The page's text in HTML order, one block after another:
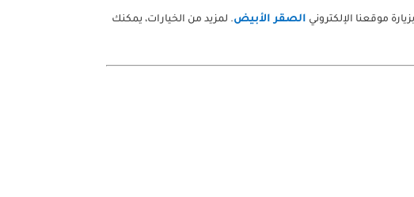
موقعنا الإلكتروني الصقر الأبيض. لمزيد من الخيارات، يمكنك